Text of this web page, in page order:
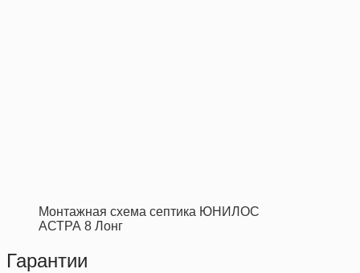
Монтажная схема септика ЮНИЛОС
АСТРА 8 Лонг
Гарантии